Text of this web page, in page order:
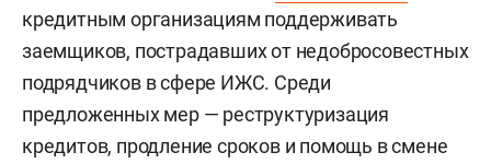
кредитным организациям поддерживать
заемщиков, пострадавших от недобросовестных
подрядчиков в сфере ИЖС. Среди
предложенных мер — реструктуризация
кредитов, продление сроков и помощь в смене